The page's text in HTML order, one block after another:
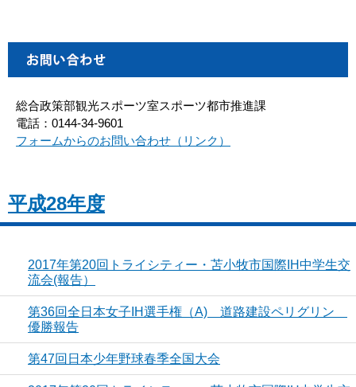
総合政策部観光スポーツ室スポーツ都市推進課
電話：0144-34-9601
フォームからのお問い合わせ（リンク）
平成28年度
2017年第20回トライシティー・苫小牧市国際IH中学生交
流会(報告）
第36回全日本女子IH選手権（A) 道路建設ペリグリン
優勝報告
第47回日本少年野球春季全国大会